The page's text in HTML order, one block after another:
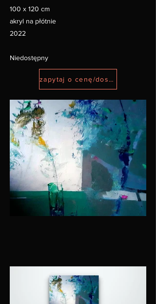
100 x 120 cm
akryl na płótnie
2022
Niedostępny
zapytaj o cenę/dostępność